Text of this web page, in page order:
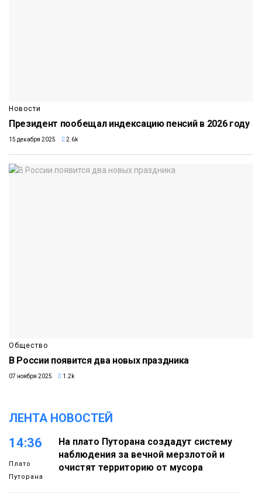
Новости
Президент пообещал индексацию пенсий в 2026 году
15 декабря 2025 2.6k
Общество
В России появится два новых праздника
07 ноября 2025 1.2k
ЛЕНТА НОВОСТЕЙ
14:36
Плато
Путорана
На плато Путорана создадут систему
наблюдения за вечной мерзлотой и
очистят территорию от мусора